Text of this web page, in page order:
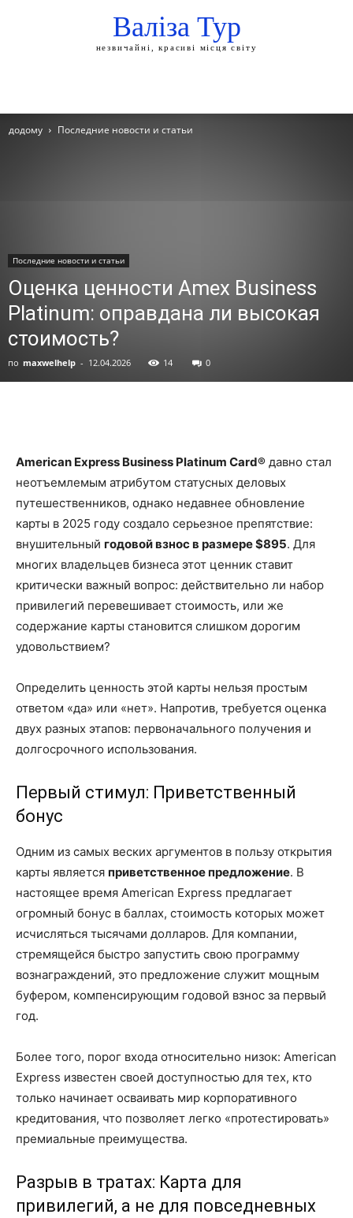
Валіза Тур
незвичайні, красиві місця світу
додому Последние новости и статьи
Последние новости и статьи
Оценка ценности Amex Business
Platinum: оправдана ли высокая
стоимость?
по maxwelhelp - 12.04.2026 14 0
American Express Business Platinum Card® давно стал
неотъемлемым атрибутом статусных деловых
путешественников, однако недавнее обновление
карты в 2025 году создало серьезное препятствие:
внушительный годовой взнос в размере $895. Для
многих владельцев бизнеса этот ценник ставит
критически важный вопрос: действительно ли набор
привилегий перевешивает стоимость, или же
содержание карты становится слишком дорогим
удовольствием?
Определить ценность этой карты нельзя простым
ответом «да» или «нет». Напротив, требуется оценка
двух разных этапов: первоначального получения и
долгосрочного использования.
Первый стимул: Приветственный
бонус
Одним из самых веских аргументов в пользу открытия
карты является приветственное предложение. В
настоящее время American Express предлагает
огромный бонус в баллах, стоимость которых может
исчисляться тысячами долларов. Для компании,
стремящейся быстро запустить свою программу
вознаграждений, это предложение служит мощным
буфером, компенсирующим годовой взнос за первый
год.
Более того, порог входа относительно низок: American
Express известен своей доступностью для тех, кто
только начинает осваивать мир корпоративного
кредитования, что позволяет легко «протестировать»
премиальные преимущества.
Разрыв в тратах: Карта для
привилегий, а не для повседневных